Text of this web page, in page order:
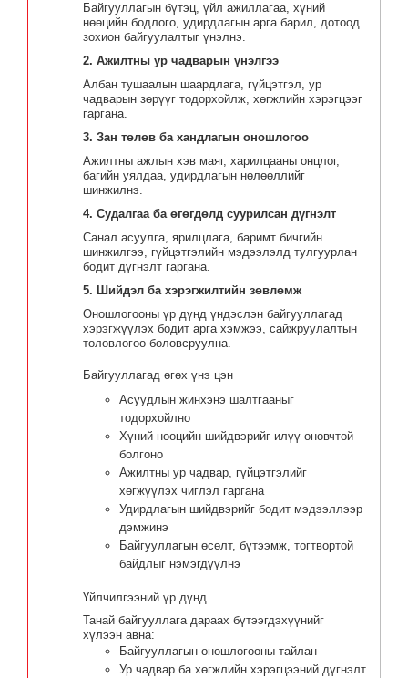
Байгууллагын бүтэц, үйл ажиллагаа, хүний
нөөцийн бодлого, удирдлагын арга барил, дотоод
зохион байгуулалтыг үнэлнэ.
2. Ажилтны ур чадварын үнэлгээ
Албан тушаалын шаардлага, гүйцэтгэл, ур
чадварын зөрүүг тодорхойлж, хөгжлийн хэрэгцээг
гаргана.
3. Зан төлөв ба хандлагын оношлогоо
Ажилтны ажлын хэв маяг, харилцааны онцлог,
багийн уялдаа, удирдлагын нөлөөллийг
шинжилнэ.
4. Судалгаа ба өгөгдөлд суурилсан дүгнэлт
Санал асуулга, ярилцлага, баримт бичгийн
шинжилгээ, гүйцэтгэлийн мэдээлэлд тулгуурлан
бодит дүгнэлт гаргана.
5. Шийдэл ба хэрэгжилтийн зөвлөмж
Оношлогооны үр дүнд үндэслэн байгууллагад
хэрэгжүүлэх бодит арга хэмжээ, сайжруулалтын
төлөвлөгөө боловсруулна.
Байгууллагад өгөх үнэ цэн
Асуудлын жинхэнэ шалтгааныг
тодорхойлно
Хүний нөөцийн шийдвэрийг илүү оновчтой
болгоно
Ажилтны ур чадвар, гүйцэтгэлийг
хөгжүүлэх чиглэл гаргана
Удирдлагын шийдвэрийг бодит мэдээллээр
дэмжинэ
Байгууллагын өсөлт, бүтээмж, тогтвортой
байдлыг нэмэгдүүлнэ
Үйлчилгээний үр дүнд
Танай байгууллага дараах бүтээгдэхүүнийг
хүлээн авна:
Байгууллагын оношлогооны тайлан
Ур чадвар ба хөгжлийн хэрэгцээний дүгнэлт